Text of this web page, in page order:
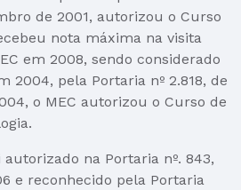
de 2001, autorizou o Curso
nota máxima na visita
em 2008, sendo considerado
2004, pela Portaria nº 2.818, de
o MEC autorizou o Curso de
na Portaria nº. 843,
e reconhecido pela Portaria